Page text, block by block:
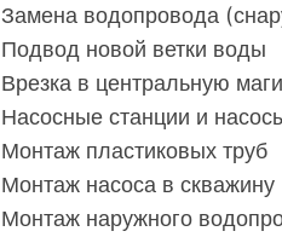
Замена водопровода
Подвод новой ветки воды
Врезка в центральную
Насосные станции и
Монтаж пластиковых труб
Монтаж насоса в скважину
Монтаж наружного